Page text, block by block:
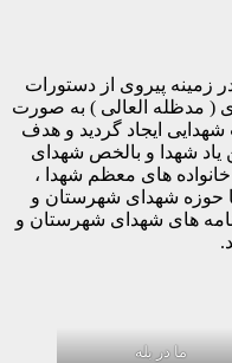
کمیل مدیا در بهمن ماه 1401 در زمینه پیروی از دستورات
( مدظله العالی ) به صورت
ایجاد گردید و هدف
یاد شهدا و بالخص شهدای
های معظم شهدا ،
حوزه شهدای شهرستان و
های شهدای شهرستان و
ما در بله